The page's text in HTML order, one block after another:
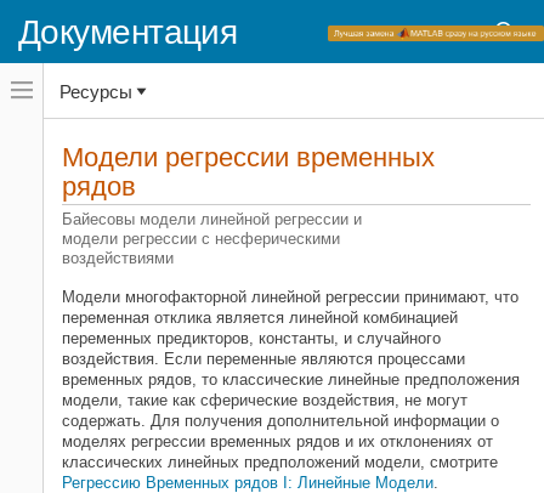
Документация
Переключатель
навигационного
меню
переключатель
навигационного
Econometrics Toolbox
Категория
Начало работы с Econometrics
Toolbox
Предварительная обработка данных
Выбор модели
Модели регрессии временных
рядов
Автокоррелируемые и
воздействия Heteroscedastic
Байесовы модели линейной
регрессии
Ресурсы
Модели регрессии временных
рядов
Байесовы модели линейной регрессии и
модели регрессии с несферическими
воздействиями
Модели многофакторной линейной регрессии принимают, что
переменная отклика является линейной комбинацией
переменных предикторов, константы, и случайного
воздействия. Если переменные являются процессами
временных рядов, то классические линейные предположения
модели, такие как сферические воздействия, не могут
содержать. Для получения дополнительной информации о
моделях регрессии временных рядов и их отклонениях от
классических линейных предположений модели, смотрите
Регрессию Временных рядов I: Линейные Модели.